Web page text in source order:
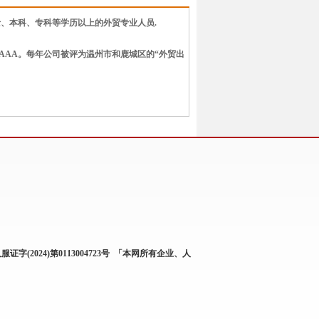
本科、专科等学历以上的外贸专业人员.
。每年公司被评为温州市和鹿城区的“外贸出
证字(2024)第0113004723号 「本网所有企业、人